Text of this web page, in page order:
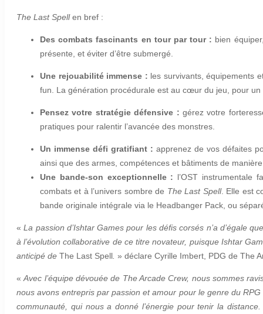
The Last Spellen bref :
Des combats fascinants en tour par tour : bien
présente, et éviter d’être submergé.
Une rejouabilité immense : les survivants, équipements
fun. La génération procédurale est au cœur du jeu, pour un
Pensez votre stratégie défensive :gérez votre
pratiques pour ralentir l’avancée des monstres.
Un immense défi gratifiant : apprenez de vos défaites
ainsi que des armes, compétences et bâtiments de
Une bande-son exceptionnelle : l’OST instrumentale
combats et à l’univers sombre de The Last Spell. Elle est
bande originale intégrale via le Headbanger Pack, ou
«La passion d’Ishtar Games pour les défis corsés n’a d’égale
à l’évolution collaborative de ce titre novateur, puisque Ishtar
anticipé de The Last Spell » déclare Cyrille Imbert, PDG de The
«Avec l’équipe dévouée de The Arcade Crew, nous sommes
nous avons entrepris par passion et amour pour le genre du
communauté, qui nous a donné l’énergie pour tenir la